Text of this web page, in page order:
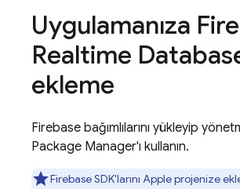
Uygulamanıza
Realtime
ekleme
Firebase bağımlılarını yükleyip
Package Manager'ı kullanın.
Firebase SDK'larını Apple projenize